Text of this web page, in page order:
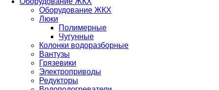
Оборудование ЖКХ
Люки
Полимерные
Чугунные
Колонки водоразборные
Вантузы
Грязевики
Электроприводы
Редукторы